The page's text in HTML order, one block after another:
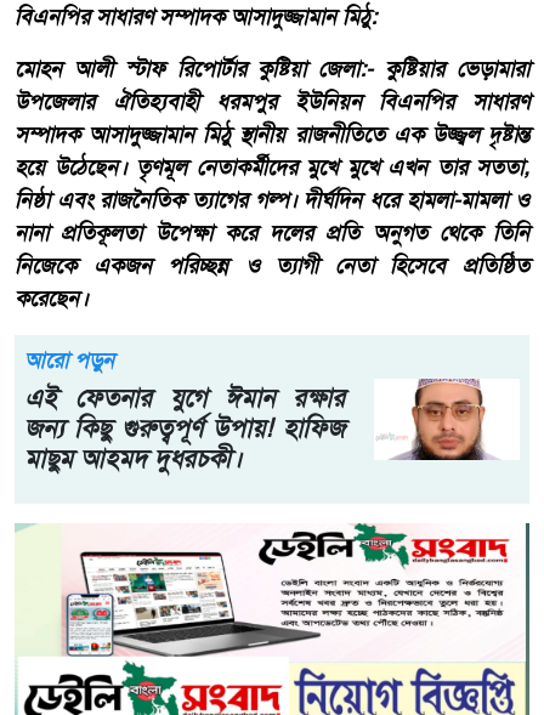
বিএনপির সাধারণ সম্পাদক আসাদুজ্জামান মিঠু:
​মোহন আলী স্টাফ রিপোর্টার কুষ্টিয়া জেলা:- কুষ্টিয়ার ভেড়ামারা
উপজেলার ঐতিহ্যবাহী ধরমপুর ইউনিয়ন বিএনপির সাধারণ
সম্পাদক আসাদুজ্জামান মিঠু স্থানীয় রাজনীতিতে এক উজ্জ্বল দৃষ্টান্ত
হয়ে উঠেছেন। তৃণমূল নেতাকর্মীদের মুখে মুখে এখন তার সততা,
নিষ্ঠা এবং রাজনৈতিক ত্যাগের গল্প। দীর্ঘদিন ধরে হামলা-মামলা ও
নানা প্রতিকূলতা উপেক্ষা করে দলের প্রতি অনুগত থেকে তিনি
নিজেকে একজন পরিচ্ছন্ন ও ত্যাগী নেতা হিসেবে প্রতিষ্ঠিত
করেছেন।
আরো পড়ুন
এই ফেতনার যুগে ঈমান রক্ষার
জন্য কিছু গুরুত্বপূর্ণ উপায়! হাফিজ
মাছুম আহমদ দুধরচকী।